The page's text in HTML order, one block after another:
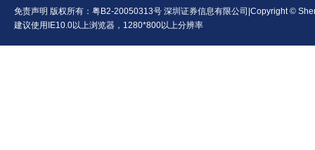
免责声明 版权所有： 粤B2-20050313号 深圳证券信息有限公司|Copyright ©
建议使用IE10.0以上浏览器，1280*800以上分辨率